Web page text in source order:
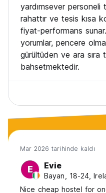
yardımsever
rahattır ve tesis kısa
fiyat-performans
yorumlar, pencere
gürültüden ve ara sıra
bahsetmektedir.
Mar 2026 tarihinde kaldı
E Evie
Bayan, 18-24,
Nice cheap hostel for